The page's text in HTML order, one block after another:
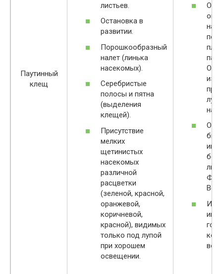
Паутинный
клещ
листьев.
Остановка в
развитии.
Порошкообразный
налет (линька
насекомых).
Серебристые
полосы и пятна
(выделения
клещей).
Присутствие
мелких
щетинистых
насекомых
различной
расцветки
(зеленой, красной,
оранжевой,
коричневой,
красной), видимых
только под лупой
при хорошем
освещении.